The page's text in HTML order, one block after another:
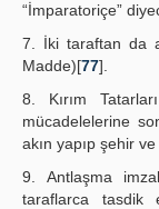
“İmparatoriçe”
7. İki taraftan da
Madde)[77].
8. Kırım
mücadelelerine
akın yapıp şehir
9. Antlaşma
taraflarca tasdik